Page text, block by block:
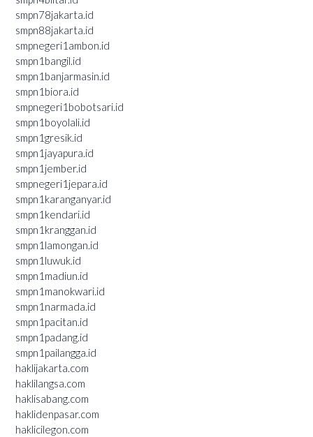
smpn78jakarta.id
smpn88jakarta.id
smpnegeri1ambon.id
smpn1bangil.id
smpn1banjarmasin.id
smpn1biora.id
smpnegeri1bobotsari.id
smpn1boyolali.id
smpn1gresik.id
smpn1jayapura.id
smpn1jember.id
smpnegeri1jepara.id
smpn1karanganyar.id
smpn1kendari.id
smpn1kranggan.id
smpn1lamongan.id
smpn1luwuk.id
smpn1madiun.id
smpn1manokwari.id
smpn1narmada.id
smpn1pacitan.id
smpn1padang.id
smpn1pailangga.id
haklijakarta.com
haklilangsa.com
haklisabang.com
haklidenpasar.com
haklicilegon.com